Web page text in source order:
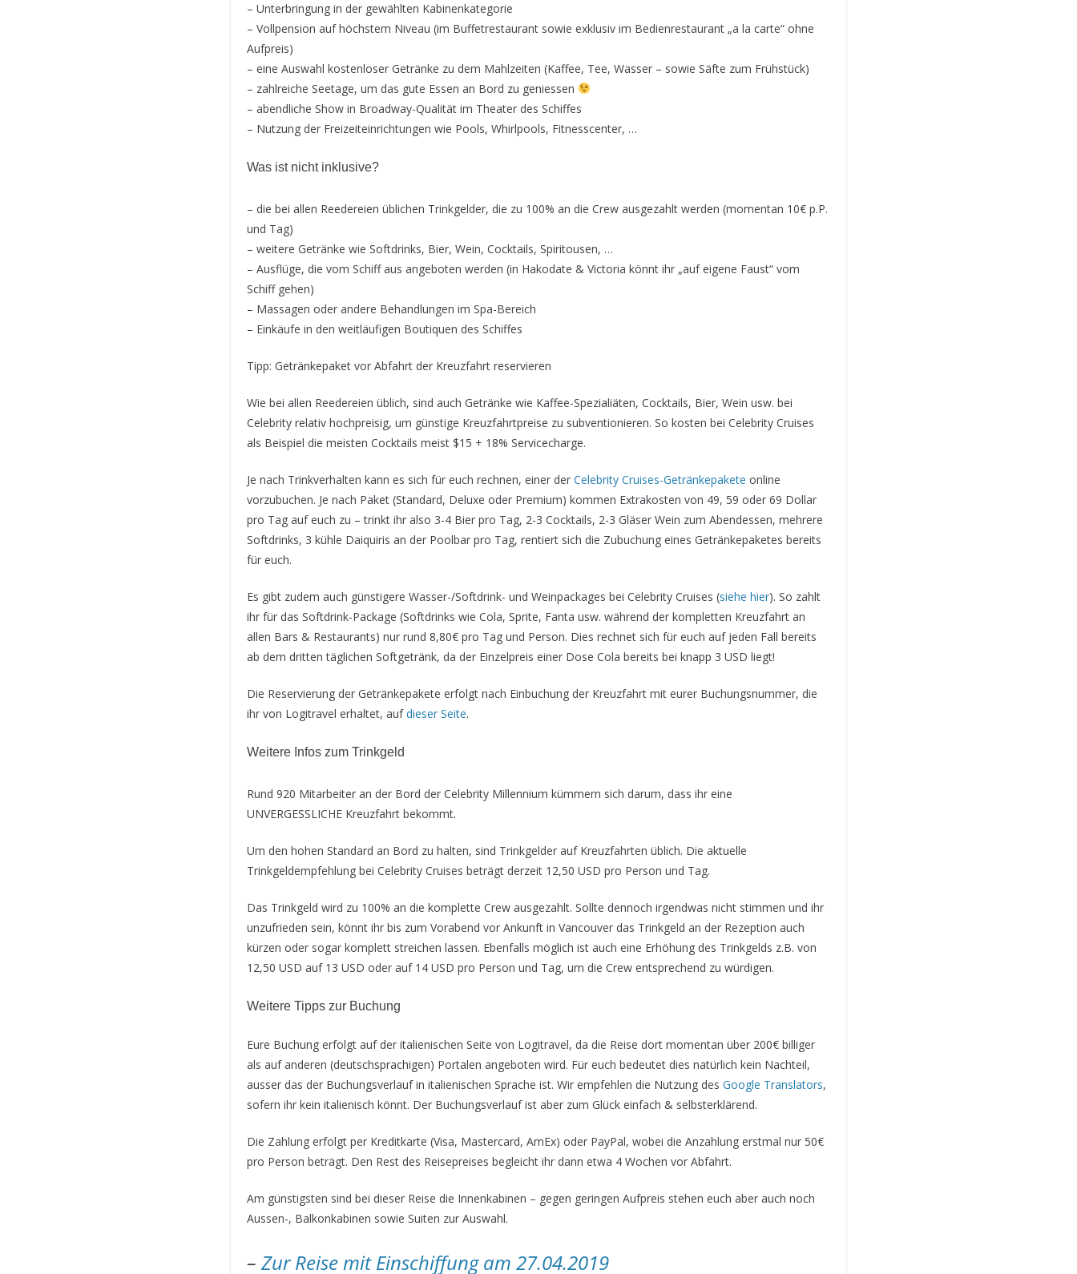
– Unterbringung in der gewählten Kabinenkategorie
– Vollpension auf höchstem Niveau (im Buffetrestaurant sowie exklusiv im Bedienrestaurant „a la carte“ ohne
Aufpreis)
– eine Auswahl kostenloser Getränke zu dem Mahlzeiten (Kaffee, Tee, Wasser – sowie Säfte zum Frühstück)
– zahlreiche Seetage, um das gute Essen an Bord zu geniessen
– abendliche Show in Broadway-Qualität im Theater des Schiffes
– Nutzung der Freizeiteinrichtungen wie Pools, Whirlpools, Fitnesscenter, …
Was ist nicht inklusive?
– die bei allen Reedereien üblichen Trinkgelder, die zu 100% an die Crew ausgezahlt werden (momentan 10€ p.P.
und Tag)
– weitere Getränke wie Softdrinks, Bier, Wein, Cocktails, Spiritousen, …
– Ausflüge, die vom Schiff aus angeboten werden (in Hakodate & Victoria könnt ihr „auf eigene Faust“ vom
Schiff gehen)
– Massagen oder andere Behandlungen im Spa-Bereich
– Einkäufe in den weitläufigen Boutiquen des Schiffes
Tipp: Getränkepaket vor Abfahrt der Kreuzfahrt reservieren
Wie bei allen Reedereien üblich, sind auch Getränke wie Kaffee-Spezialiäten, Cocktails, Bier, Wein usw. bei
Celebrity relativ hochpreisig, um günstige Kreuzfahrtpreise zu subventionieren. So kosten bei Celebrity Cruises
als Beispiel die meisten Cocktails meist $15 + 18% Servicecharge.
Je nach Trinkverhalten kann es sich für euch rechnen, einer der Celebrity Cruises-Getränkepakete online
vorzubuchen. Je nach Paket (Standard, Deluxe oder Premium) kommen Extrakosten von 49, 59 oder 69 Dollar
pro Tag auf euch zu – trinkt ihr also 3-4 Bier pro Tag, 2-3 Cocktails, 2-3 Gläser Wein zum Abendessen, mehrere
Softdrinks, 3 kühle Daiquiris an der Poolbar pro Tag, rentiert sich die Zubuchung eines Getränkepaketes bereits
für euch.
Es gibt zudem auch günstigere Wasser-/Softdrink- und Weinpackages bei Celebrity Cruises (siehe hier). So zahlt
ihr für das Softdrink-Package (Softdrinks wie Cola, Sprite, Fanta usw. während der kompletten Kreuzfahrt an
allen Bars & Restaurants) nur rund 8,80€ pro Tag und Person. Dies rechnet sich für euch auf jeden Fall bereits
ab dem dritten täglichen Softgetränk, da der Einzelpreis einer Dose Cola bereits bei knapp 3 USD liegt!
Die Reservierung der Getränkepakete erfolgt nach Einbuchung der Kreuzfahrt mit eurer Buchungsnummer, die
ihr von Logitravel erhaltet, aufdieser Seite.
Weitere Infos zum Trinkgeld
Rund 920 Mitarbeiter an der Bord der Celebrity Millennium kümmern sich darum, dass ihr eine
UNVERGESSLICHE Kreuzfahrt bekommt.
Um den hohen Standard an Bord zu halten, sind Trinkgelder auf Kreuzfahrten üblich. Die aktuelle
Trinkgeldempfehlung bei Celebrity Cruises beträgt derzeit 12,50 USD pro Person und Tag.
Das Trinkgeld wird zu 100% an die komplette Crew ausgezahlt. Sollte dennoch irgendwas nicht stimmen und ihr
unzufrieden sein, könnt ihr bis zum Vorabend vor Ankunft in Vancouver das Trinkgeld an der Rezeption auch
kürzen oder sogar komplett streichen lassen. Ebenfalls möglich ist auch eine Erhöhung des Trinkgelds z.B. von
12,50 USD auf 13 USD oder auf 14 USD pro Person und Tag, um die Crew entsprechend zu würdigen.
Weitere Tipps zur Buchung
Eure Buchung erfolgt auf der italienischen Seite von Logitravel, da die Reise dort momentan über 200€ billiger
als auf anderen (deutschsprachigen) Portalen angeboten wird. Für euch bedeutet dies natürlich kein Nachteil,
ausser das der Buchungsverlauf in italienischen Sprache ist. Wir empfehlen die Nutzung des Google Translators,
sofern ihr kein italienisch könnt. Der Buchungsverlauf ist aber zum Glück einfach & selbsterklärend.
Die Zahlung erfolgt per Kreditkarte (Visa, Mastercard, AmEx) oder PayPal, wobei die Anzahlung erstmal nur 50€
pro Person beträgt. Den Rest des Reisepreises begleicht ihr dann etwa 4 Wochen vor Abfahrt.
Am günstigsten sind bei dieser Reise die Innenkabinen – gegen geringen Aufpreis stehen euch aber auch noch
Aussen-, Balkonkabinen sowie Suiten zur Auswahl.
–Zur Reise mit Einschiffung am 27.04.2019